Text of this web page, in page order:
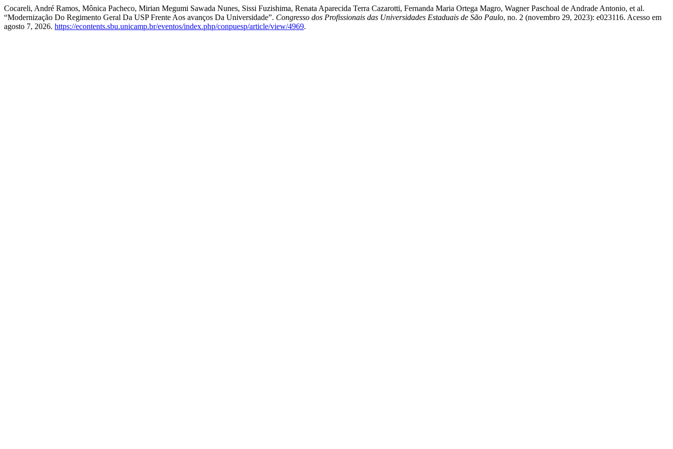
Cocareli, André Ramos, Mônica Pacheco, Mirian Megumi Sawada Nunes, Sissi Fuzishima, Renata Aparecida Terra Cazarotti, Fernanda Maria Ortega Magro, Wagner Paschoal de Andrade Antonio, et al.
“Modernização Do Regimento Geral Da USP Frente Aos avanços Da Universidade”. Congresso dos Profissionais das Universidades Estaduais de São Paulo, no. 2 (novembro 29, 2023): e023116. Acesso em
agosto 7, 2026. https://econtents.sbu.unicamp.br/eventos/index.php/conpuesp/article/view/4969.